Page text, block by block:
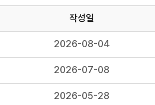
작성일
2026-08-04
2026-07-08
2026-05-28